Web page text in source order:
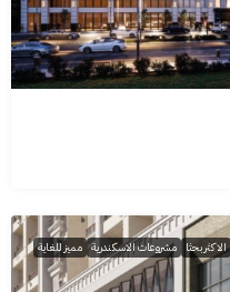
الاكثر بحثا مشروعات الاسكندرية مميز للغاية